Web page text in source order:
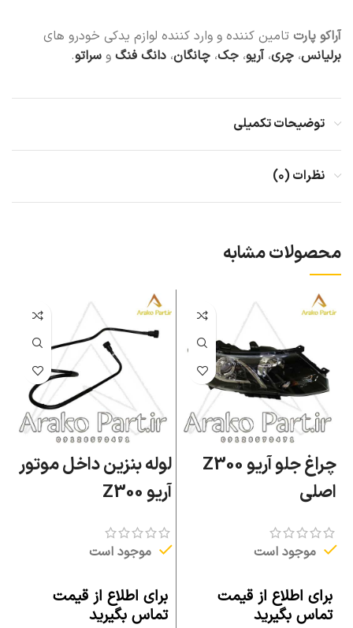
آراکو پارت تامین کننده و وارد کننده لوازم یدکی خودرو های
برلیانس، چری،آریو، جک، چانگان، دانگ فنگ و سراتو.
توضیحات تکمیلی
نظرات (۰)
محصولات مشابه
چراغ جلو آریو Z300
اصلی
موجود است
برای اطلاع از قیمت
تماس بگیرید
لوله بنزین داخل موتور
آریو Z300
موجود است
برای اطلاع از قیمت
تماس بگیرید